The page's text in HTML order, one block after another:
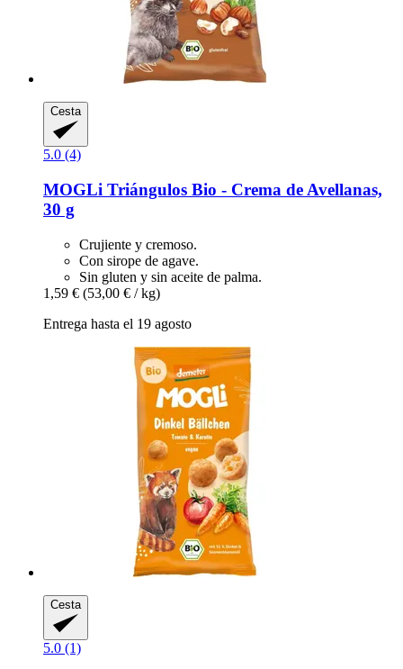
Cesta
5.0 (4)
MOGLi Triángulos Bio -​ Crema de Avellanas,
30 g
Crujiente y cremoso.
Con sirope de agave.
Sin gluten y sin aceite de palma.
1,59 € (53,00 € / kg)
Entrega hasta el 19 agosto
Cesta
5.0 (1)